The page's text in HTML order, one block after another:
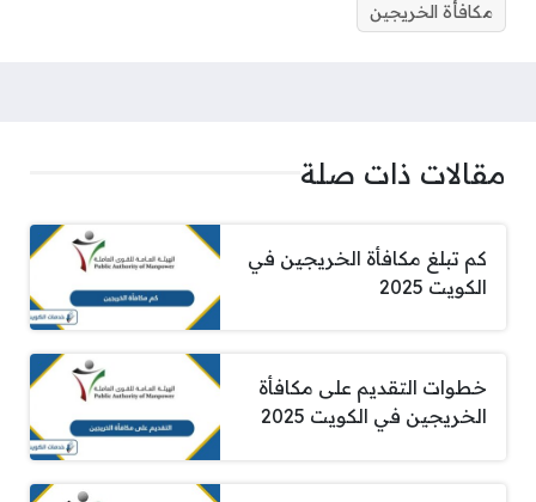
مكافأة الخريجين
مقالات ذات صلة
كم تبلغ مكافأة الخريجين في
الكويت 2025
خطوات التقديم على مكافأة
الخريجين في الكويت 2025